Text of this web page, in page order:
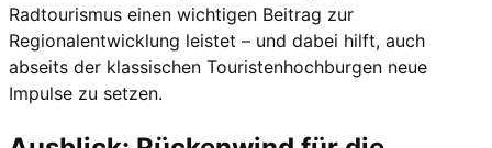
Radtourismus einen wichtigen Beitrag zur
Regionalentwicklung leistet – und dabei hilft, auch
abseits der klassischen Touristenhochburgen neue
Impulse zu setzen.